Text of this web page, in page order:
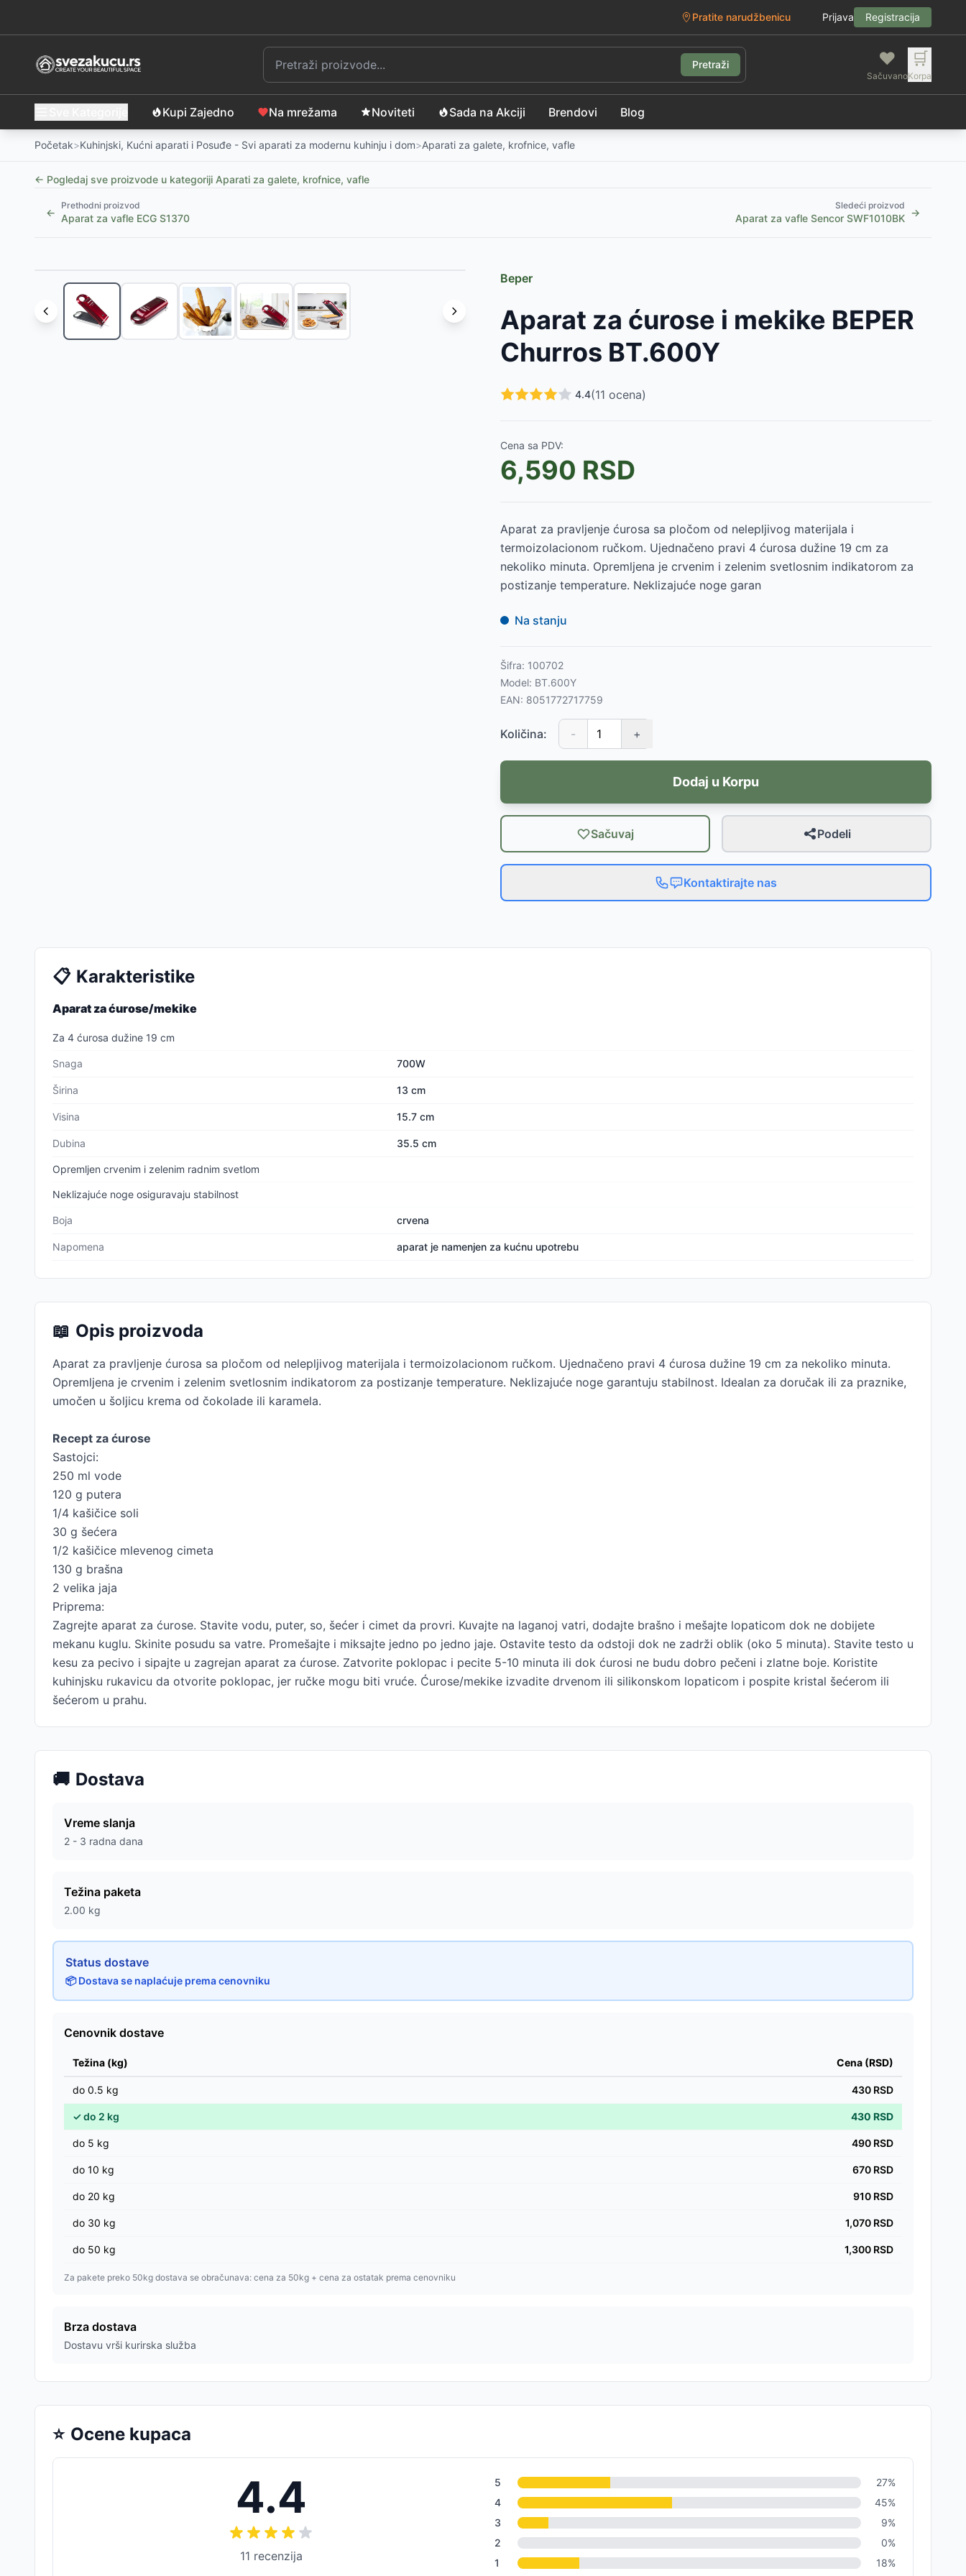
Pratite narudžbenicu Prijava Registracija
Pretraži ❤️
Sačuvano
🛒
Korpa
Kupi Zajedno Na mrežama Noviteti Sada na Akciji Brendovi Blog
Početak>Kuhinjski, Kućni aparati i Posuđe - Svi aparati za modernu kuhinju i dom>Aparati za galete, krofnice, vafle
← Pogledaj sve proizvode u kategoriji Aparati za galete, krofnice, vafle
←
Prethodni proizvod
Aparat za vafle ECG S1370
Sledeći proizvod
Aparat za vafle Sencor SWF1010BK →
Aparat za vafle RAF R.257 – Savršen doručak u vašem domu
Aparat za krofne – Domaće, Slatke, Pečene savršeno! RAF R.531Q
RSD
Aparat za kornete RAFR.2217 -2899 RSD
Beper
Aparat za ćurose i mekike BEPER
Churros BT.600Y
4.4(11 ocena)
Cena sa PDV:
6,590 RSD
Aparat za pravljenje ćurosa sa pločom od nelepljivog materijala i
termoizolacionom ručkom. Ujednačeno pravi 4 ćurosa dužine 19 cm za
nekoliko minuta. Opremljena je crvenim i zelenim svetlosnim indikatorom za
postizanje temperature. Neklizajuće noge garan
Na stanju
Šifra: 100702
Model: BT.600Y
EAN: 8051772717759
Količina: - +
Dodaj u Korpu
Sačuvaj Podeli
Kontaktirajte nas
📋 Karakteristike
Aparat za ćurose/mekike
Za 4 ćurosa dužine 19 cm
Snaga 700W
Širina 13 cm
Visina 15.7 cm
Dubina 35.5 cm
Opremljen crvenim i zelenim radnim svetlom
Neklizajuće noge osiguravaju stabilnost
Boja crvena
Napomena aparat je namenjen za kućnu upotrebu
📖 Opis proizvoda
Aparat za pravljenje ćurosa sa pločom od nelepljivog materijala i termoizolacionom ručkom. Ujednačeno pravi 4 ćurosa dužine 19 cm za nekoliko minuta.
Opremljena je crvenim i zelenim svetlosnim indikatorom za postizanje temperature. Neklizajuće noge garantuju stabilnost. Idealan za doručak ili za praznike,
umočen u šoljicu krema od čokolade ili karamela.
Recept za ćurose
Sastojci:
250 ml vode
120 g putera
1/4 kašičice soli
30 g šećera
1/2 kašičice mlevenog cimeta
130 g brašna
2 velika jaja
Priprema:
Zagrejte aparat za ćurose. Stavite vodu, puter, so, šećer i cimet da provri. Kuvajte na laganoj vatri, dodajte brašno i mešajte lopaticom dok ne dobijete
mekanu kuglu. Skinite posudu sa vatre. Promešajte i miksajte jedno po jedno jaje. Ostavite testo da odstoji dok ne zadrži oblik (oko 5 minuta). Stavite testo u
kesu za pecivo i sipajte u zagrejan aparat za ćurose. Zatvorite poklopac i pecite 5-10 minuta ili dok ćurosi ne budu dobro pečeni i zlatne boje. Koristite
kuhinjsku rukavicu da otvorite poklopac, jer ručke mogu biti vruće. Ćurose/mekike izvadite drvenom ili silikonskom lopaticom i pospite kristal šećerom ili
šećerom u prahu.
🚚 Dostava
Vreme slanja
2 - 3 radna dana
Težina paketa
2.00 kg
Status dostave
📦 Dostava se naplaćuje prema cenovniku
Cenovnik dostave
Težina (kg) Cena (RSD)
do 0.5 kg 430 RSD
✓do 2 kg 430 RSD
do 5 kg 490 RSD
do 10 kg 670 RSD
do 20 kg 910 RSD
do 30 kg 1,070 RSD
do 50 kg 1,300 RSD
Za pakete preko 50kg dostava se obračunava: cena za 50kg + cena za ostatak prema cenovniku
Brza dostava
Dostavu vrši kurirska služba
⭐ Ocene kupaca
4.4
11 recenzija
5 27%
4
45%
3
9%
2
0%
1
18%